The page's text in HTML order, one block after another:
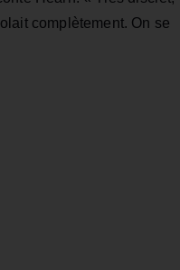
complètement. On se